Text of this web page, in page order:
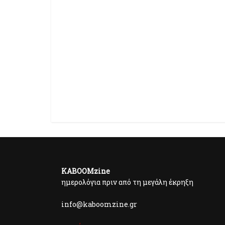
KABOOMzine
ημερολόγια πριν από τη μεγάλη έκρηξη
info@kaboomzine.gr